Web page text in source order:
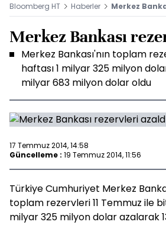
Bloomberg HT Haberler Merkez
Merkez Bankası
Merkez Bankası'nın toplam
haftası 1 milyar 325 milyon
milyar 683 milyon dolar oldu
17 Temmuz 2014, 14:58
Güncelleme : 19 Temmuz 2014, 11:56
Türkiye Cumhuriyet Merkez
toplam rezervleri 11 Temmuz ile
milyar 325 milyon dolar azalarak